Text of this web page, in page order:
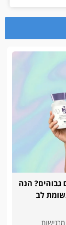
גבוהים? הנה
לב